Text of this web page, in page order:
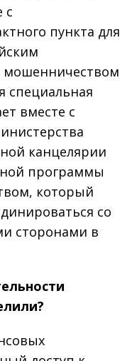
с
пункта для
мошенничеством
специальная
вместе с
канцелярии
программы
который
со
сторонами в